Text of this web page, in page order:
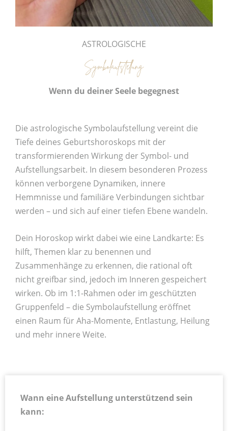
ASTROLOGISCHE
Symbolaufstellung
Wenn du deiner Seele begegnest
Die astrologische Symbolaufstellung vereint die
Tiefe deines Geburtshoroskops mit der
transformierenden Wirkung der Symbol- und
Aufstellungsarbeit. In diesem besonderen Prozess
können verborgene Dynamiken, innere
Hemmnisse und familiäre Verbindungen sichtbar
werden – und sich auf einer tiefen Ebene wandeln.
Dein Horoskop wirkt dabei wie eine Landkarte: Es
hilft, Themen klar zu benennen und
Zusammenhänge zu erkennen, die rational oft
nicht greifbar sind, jedoch im Inneren gespeichert
wirken. Ob im 1:1-Rahmen oder im geschützten
Gruppenfeld – die Symbolaufstellung eröffnet
einen Raum für Aha-Momente, Entlastung, Heilung
und mehr innere Weite.
Wann eine Aufstellung unterstützend sein
kann: